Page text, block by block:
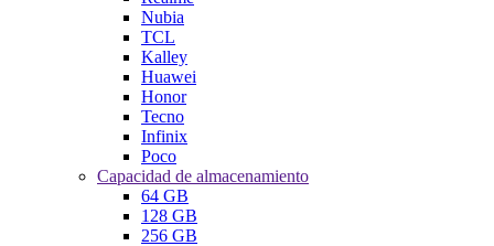
Nubia
TCL
Kalley
Huawei
Honor
Tecno
Infinix
Poco
Capacidad de almacenamiento
64 GB
128 GB
256 GB